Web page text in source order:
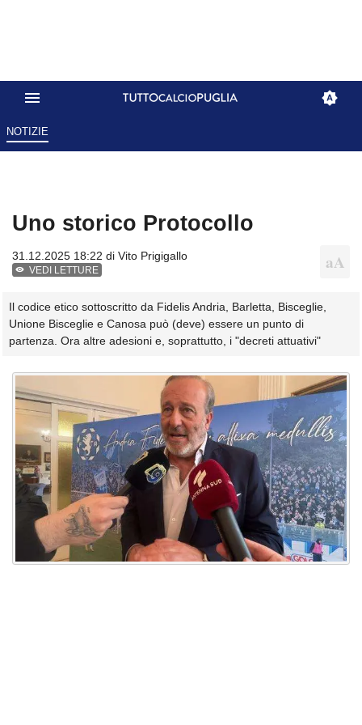
NOTIZIE
Uno storico Protocollo
31.12.2025 18:22 di Vito Prigigallo
VEDI LETTURE
Il codice etico sottoscritto da Fidelis Andria, Barletta, Bisceglie,
Unione Bisceglie e Canosa può (deve) essere un punto di
partenza. Ora altre adesioni e, soprattutto, i "decreti attuativi"